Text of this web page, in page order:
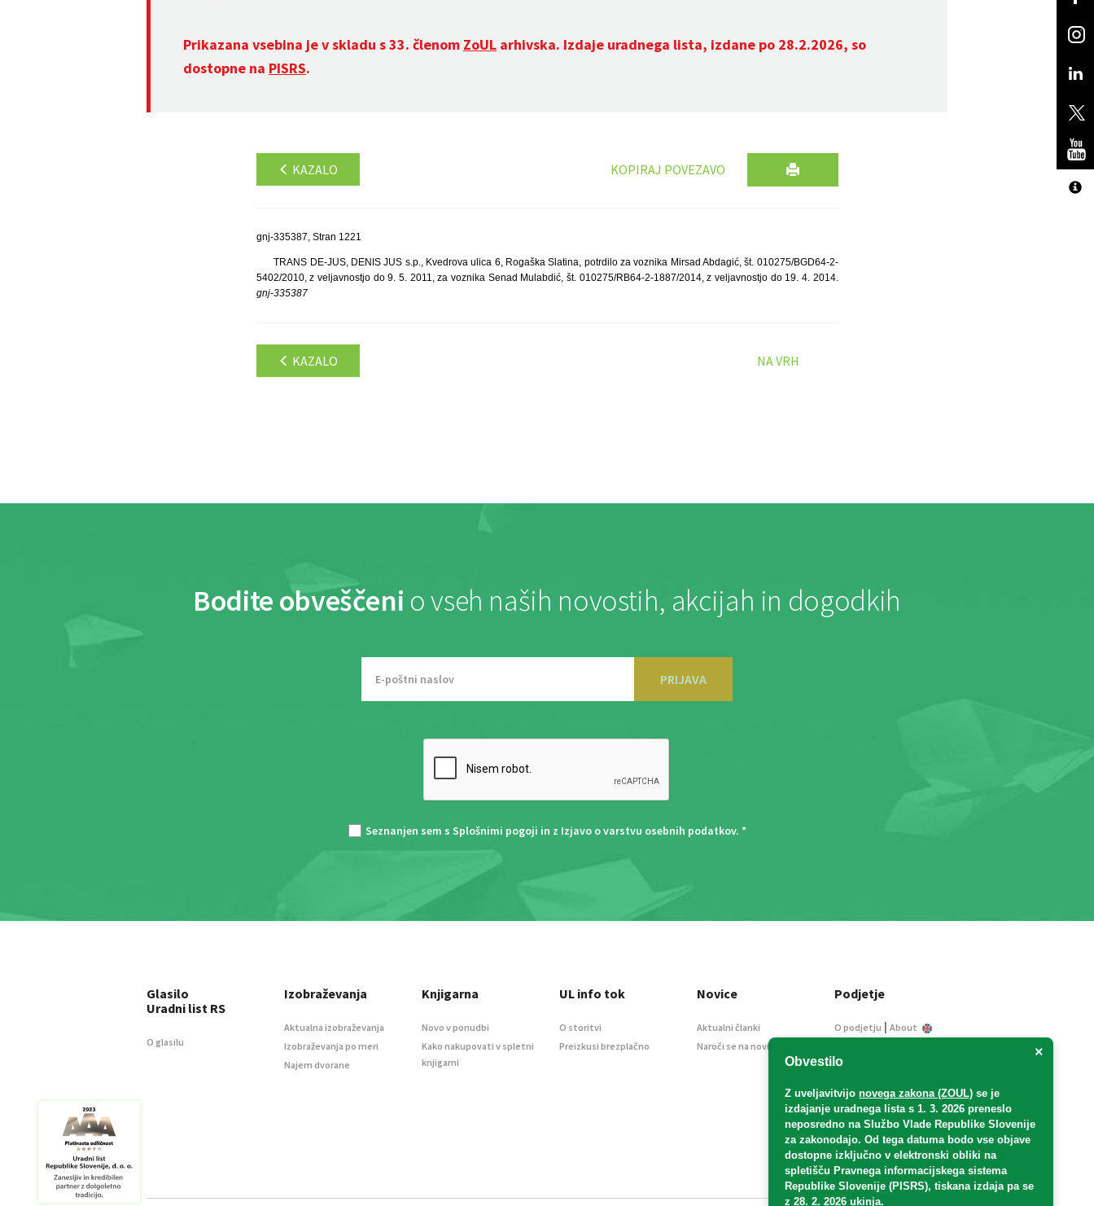
Prikazana vsebina je v skladu s 33. členom ZoUL arhivska. Izdaje uradnega lista, izdane po 28.2.2026, so
dostopne na PISRS.
KAZALO KOPIRAJ POVEZAVO
gnj-335387, Stran 1221
TRANS DE-JUS, DENIS JUS s.p., Kvedrova ulica 6, Rogaška Slatina, potrdilo za voznika Mirsad Abdagić, št. 010275/BGD64-2-
5402/2010, z veljavnostjo do 9. 5. 2011, za voznika Senad Mulabdić, št. 010275/RB64-2-1887/2014, z veljavnostjo do 19. 4. 2014.
gnj-335387
KAZALO NA VRH
Bodite obveščeni o vseh naših novostih, akcijah in dogodkih
PRIJAVA
Seznanjen sem s Splošnimi pogoji in z Izjavo o varstvu osebnih podatkov. *
×
Obvestilo
Z uveljavitvijo novega zakona (ZOUL) se je
izdajanje uradnega lista s 1. 3. 2026 preneslo
neposredno na Službo Vlade Republike Slovenije
za zakonodajo. Od tega datuma bodo vse objave
dostopne izključno v elektronski obliki na
spletišču Pravnega informacijskega sistema
Republike Slovenije (PISRS), tiskana izdaja pa se
z 28. 2. 2026 ukinja.
Glasilo
Uradni list RS
O glasilu
Izobraževanja
Aktualna izobraževanja
Izobraževanja po meri
Najem dvorane
Knjigarna
Novo v ponudbi
Kako nakupovati v spletni
knjigarni
UL info tok
O storitvi
Preizkusi brezplačno
Novice
Aktualni članki
Naroči se na novice
Podjetje
O podjetju | About
Informacije javnega
Oglaševanje
Splošni pogoji
Izjava o varstvu osebnih
podatkov
E-dražbe